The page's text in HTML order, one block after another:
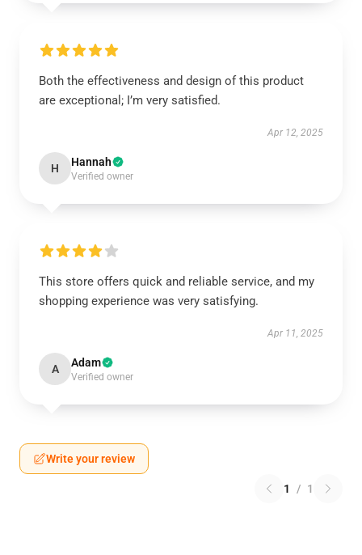
Both the effectiveness and design of this product
are exceptional; I’m very satisfied.
Apr 12, 2025
H Hannah
Verified owner
This store offers quick and reliable service, and my
shopping experience was very satisfying.
Apr 11, 2025
A Adam
Verified owner
Write your review
1 / 1